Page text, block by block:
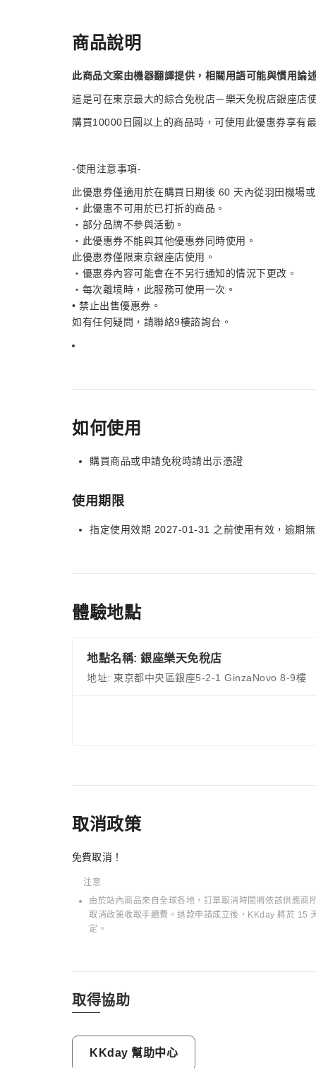
商品說明
此商品文案由機器翻譯提供，相關用語可能與慣用論
這是可在東京最大的綜合免稅店－樂天免稅店銀座店
購買10000日圓以上的商品時，可使用此優惠券享有
-使用注意事項-
此優惠券僅適用於在購買日期後 60 天內從羽田機場
・此優惠不可用於已打折的商品。
・部分品牌不參與活動。
・此優惠券不能與其他優惠券同時使用。
此優惠券僅限東京銀座店使用。
・優惠券內容可能會在不另行通知的情況下更改。
・每次離境時，此服務可使用一次。
• 禁止出售優惠券。
如有任何疑問，請聯絡9樓諮詢台。
如何使用
購買商品或申請免稅時請出示憑證
使用期限
指定使用效期 2027-01-31 之前使用有效，逾期
體驗地點
地點名稱: 銀座樂天免稅店
地址: 東京都中央區銀座5-2-1 GinzaNovo 8-9樓
取消政策
免費取消！
注意
由於站內商品來自全球各地，訂單取消時間將依該供應
取消政策收取手續費。退款申請成立後，KKday 將於 15
定。
取得協助
KKday 幫助中心